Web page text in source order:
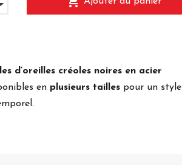
d’oreilles créoles noires en acier
en plusieurs tailles pour un style